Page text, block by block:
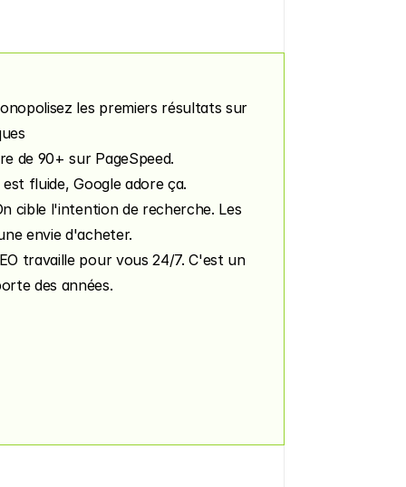
les premiers résultats sur
de 90+ sur PageSpeed.
fluide, Google adore ça.
cible l'intention de recherche. Les
envie d'acheter.
travaille pour vous 24/7. C'est un
des années.